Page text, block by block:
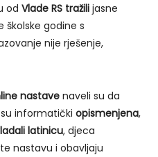
od Vlade RS tražili jasne
školske godine s
nije rješenje,
nastavenaveli su da
informatički opismenjena,
latinicu, djeca
nastavu i obavljaju